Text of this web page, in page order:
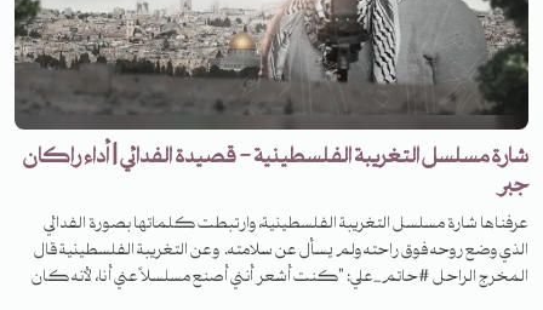
شارة مسلسل التغريبة الفلسطينية - قصيدة الفدائي | أداء راكان
جبر
عرفناها شارة مسلسل التغريبة الفلسطينية، وارتبطت كلماتها بصورة الفدائي
الذي وضع روحه فوق راحته ولم يسأل عن سلامته. وعن التغريبة الفلسطينية قال
المخرج الراحل #حاتم_علي: "كنت أشعر أنني أصنع مسلسلاً عني أنا، لأنه كان